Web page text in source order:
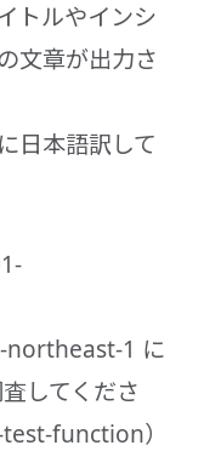
トルやインシ
文章が出力さ
日本語訳して
northeast-1 に
してくださ
function）